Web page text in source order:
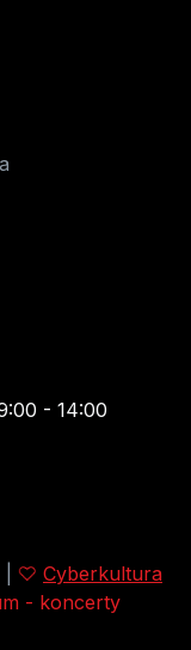
- 14:00
Cyberkultura
- koncerty